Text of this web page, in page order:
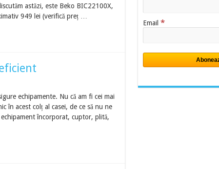
astăzi, este Beko BIC22100X,
949 lei (verifică preț …
echipamente. Nu că am fi cei mai
în acest colț al casei, de ce să nu ne
încorporat, cuptor, plită,
Email *